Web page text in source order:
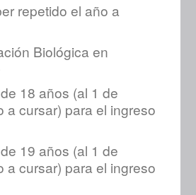
repetido el año a
Biológica en
18 años (al 1 de
a cursar) para el ingreso
19 años (al 1 de
a cursar) para el ingreso